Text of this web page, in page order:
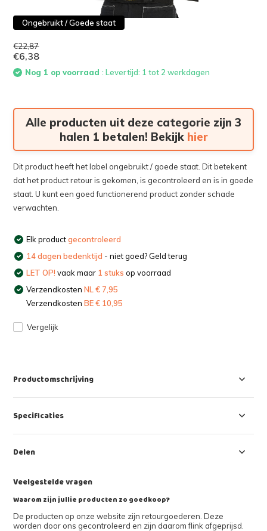
Ongebruikt / Goede staat
€22,87
€6,38
Nog 1 op voorraad: Levertijd: 1 tot 2 werkdagen
Alle producten uit deze categorie zijn 3
halen 1 betalen! Bekijk hier
Dit product heeft het label ongebruikt / goede staat. Dit betekent
dat het product retour is gekomen, is gecontroleerd en is in goede
staat. U kunt een goed functionerend product zonder schade
verwachten.
Elk productgecontroleerd
14 dagen bedenktijd - niet goed? Geld terug
LET OP! vaak maar 1 stuks op voorraad
VerzendkostenNL € 7,95
VerzendkostenBE € 10,95
Vergelijk
Productomschrijving
Specificaties
Delen
Veelgestelde vragen
Waarom zijn jullie producten zo goedkoop?
De producten op onze website zijn retourgoederen. Deze
worden door ons gecontroleerd en zijn daarom flink afgeprijsd.